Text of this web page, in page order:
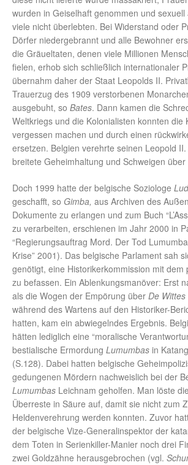
wurden in Geiselhaft genommen und
viele nicht überlebten. Bei Widerstand oder
Dörfer niedergebrannt und alle Bewohner
die Gräueltaten, denen viele Millionen
fielen, erhob sich schließlich internationaler
übernahm daher der Staat Leopolds II.
Trauerzug des 1909 verstorbenen
ausgebuht, so Bates. Dann kamen die
Weltkriegs und die Kolonialisten konnten die
vergessen machen und durch einen
ersetzen. Belgien verehrte seinen Leopold
breitete Geheimhaltung und Schweigen
Doch 1999 hatte der belgische Soziologe
geschafft, so Gimba, aus Archiven des
Dokumente zu erlangen und zum Buch
zu verarbeiten, erschienen im Jahr 2000 in
“Regierungsauftrag Mord. Der Tod
Krise” 2001). Das belgische Parlament sah
genötigt, eine Historikerkommission mit dem
zu befassen. Ein Ablenkungsmanöver: Erst
als die Wogen der Empörung über De Wittes
während des Wartens auf den Historiker-
hatten, kam ein abwiegelndes Ergebnis.
hätten lediglich eine “moralische
bestialische Ermordung Lumumbas in
(S.128). Dabei hatten belgische
gedungenen Mördern nachweislich bei der
Lumumbas Leichnam geholfen. Man löste
Überreste in Säure auf, damit sie nicht zum
Heldenverehrung werden konnten. Zuvor
der belgische Vize-Generalinspektor der
dem Toten in Serienkiller-Manier noch drei
zwei Goldzähne herausgebrochen (vgl.